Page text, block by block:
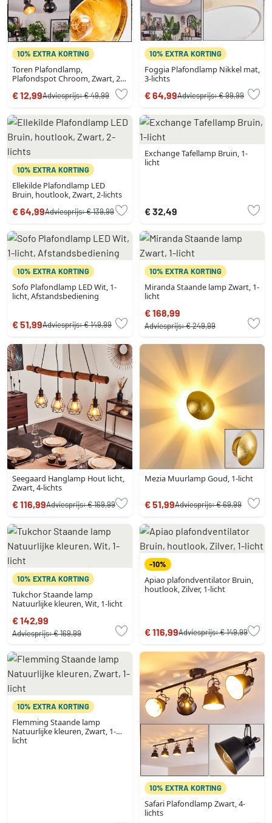
10% EXTRA KORTING
Toren Plafondlamp,
Plafondspot Chroom, Zwart, 2-
€ 12,99Adviesprijs:€ 49,99
10% EXTRA KORTING
Foggia Plafondlamp Nikkel mat,
3-lichts
€ 64,99Adviesprijs:€ 99,99
10% EXTRA KORTING
Ellekilde Plafondlamp LED
Bruin, houtlook, Zwart, 2-lichts
€ 64,99Adviesprijs:€ 139,99
Exchange Tafellamp Bruin, 1-
licht
€ 32,49
10% EXTRA KORTING
Sofo Plafondlamp LED Wit, 1-
licht, Afstandsbediening
€ 51,99Adviesprijs:€ 149,99
10% EXTRA KORTING
Miranda Staande lamp Zwart, 1-
licht
€ 168,99
Adviesprijs:€ 249,99
Seegaard Hanglamp Hout licht,
Zwart, 4-lichts
€ 116,99Adviesprijs:€ 169,99
Mezia Muurlamp Goud, 1-licht
€ 51,99Adviesprijs:€ 69,99
10% EXTRA KORTING
Tukchor Staande lamp
Natuurlijke kleuren, Wit, 1-licht
€ 142,99
Adviesprijs:€ 169,99
-10%
Apiao plafondventilator Bruin,
houtlook, Zilver, 1-licht
€ 116,99Adviesprijs:€ 149,99
10% EXTRA KORTING
Flemming Staande lamp
Natuurlijke kleuren, Zwart, 1-
licht
10% EXTRA KORTING
Safari Plafondlamp Zwart, 4-
lichts